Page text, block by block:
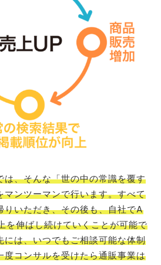
は、そんな「世の中の常識を覆す
マンツーマンで行います。すべて
りいただき、その後も、自社でA
を伸ばし続けていくことが可能で
には、いつでもご相談可能な体制
度コンサルを受けたら通販事業は